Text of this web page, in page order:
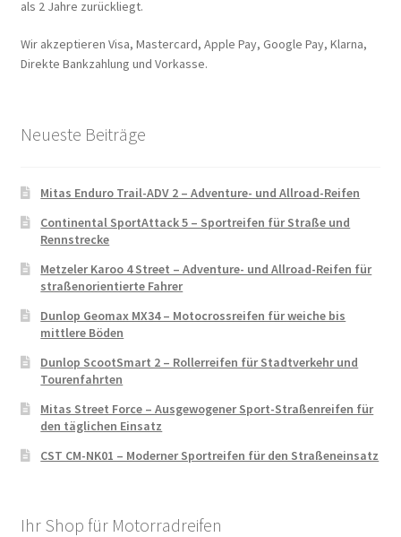
als 2 Jahre zurückliegt.
Wir akzeptieren Visa, Mastercard, Apple Pay, Google Pay, Klarna,
Direkte Bankzahlung und Vorkasse.
Neueste Beiträge
Mitas Enduro Trail-ADV 2 – Adventure- und Allroad-Reifen
Continental SportAttack 5 – Sportreifen für Straße und
Rennstrecke
Metzeler Karoo 4 Street – Adventure- und Allroad-Reifen für
straßenorientierte Fahrer
Dunlop Geomax MX34 – Motocrossreifen für weiche bis
mittlere Böden
Dunlop ScootSmart 2 – Rollerreifen für Stadtverkehr und
Tourenfahrten
Mitas Street Force – Ausgewogener Sport-Straßenreifen für
den täglichen Einsatz
CST CM-NK01 – Moderner Sportreifen für den Straßeneinsatz
Ihr Shop für Motorradreifen